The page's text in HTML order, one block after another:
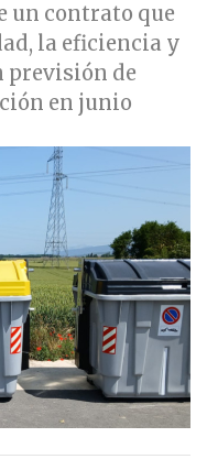
un contrato que
la eficiencia y
previsión de
en junio